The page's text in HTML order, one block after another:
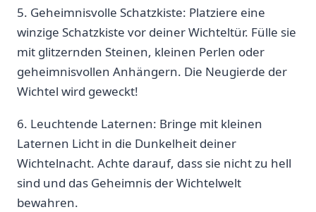
5. ‍Geheimnisvolle⁣ Schatzkiste: Platziere ​eine
winzige‌ Schatzkiste vor deiner‌ Wichteltür. Fülle sie
mit glitzernden Steinen, kleinen Perlen oder⁢
geheimnisvollen ‍Anhängern. Die Neugierde der
Wichtel wird geweckt!
6.⁣ Leuchtende Laternen: Bringe mit kleinen
Laternen ⁢Licht in die ⁢Dunkelheit deiner
Wichtelnacht. Achte darauf, dass sie nicht zu hell
sind und das Geheimnis der‍ Wichtelwelt
bewahren.